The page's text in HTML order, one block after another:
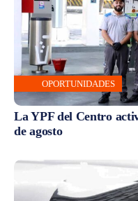
OPORTUNIDADES
La YPF del Centro
de agosto